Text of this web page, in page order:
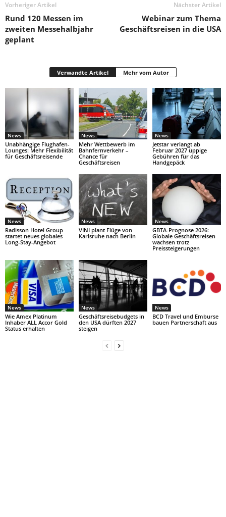
Vorheriger Artikel
Rund 120 Messen im
zweiten Messehalbjahr
geplant
Nächster Artikel
Webinar zum Thema
Geschäftsreisen in die USA
Verwandte Artikel Mehr vom Autor
News
Unabhängige Flughafen-
Lounges: Mehr Flexibilität
für Geschäftsreisende
News
Mehr Wettbewerb im
Bahnfernverkehr –
Chance für
Geschäftsreisen
News
Jetstar verlangt ab
Februar 2027 üppige
Gebühren für das
Handgepäck
News
Radisson Hotel Group
startet neues globales
Long-Stay-Angebot
News
VINI plant Flüge von
Karlsruhe nach Berlin
News
GBTA-Prognose 2026:
Globale Geschäftsreisen
wachsen trotz
Preissteigerungen
News
Wie Amex Platinum
Inhaber ALL Accor Gold
Status erhalten
News
Geschäftsreisebudgets in
den USA dürften 2027
steigen
News
BCD Travel und Emburse
bauen Partnerschaft aus